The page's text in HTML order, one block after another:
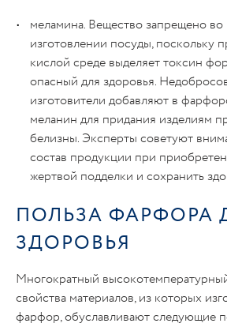
меламина. Вещество запрещено
изготовлении посуды, поскольку
кислой среде выделяет токсин
опасный для здоровья.
изготовители добавляют в
меланин для придания изделиям
белизны. Эксперты советуют
состав продукции при
жертвой подделки и сохранить
ПОЛЬЗА ФАРФОРА
ЗДОРОВЬЯ
Многократный
свойства материалов, из которых
фарфор, обуславливают следующие